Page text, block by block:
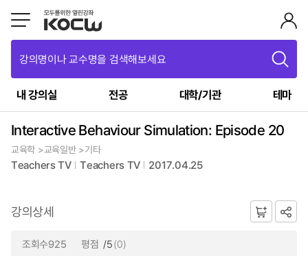
강의명이나 교수명을 검색해보세요
내 강의실 전공 대학/기관 테마
Interactive Behaviour Simulation: Episode 20
교육학 >교육일반 >기타
Teachers TV Teachers TV 2017.04.25
강의상세
조회수925 평점 /5(0)